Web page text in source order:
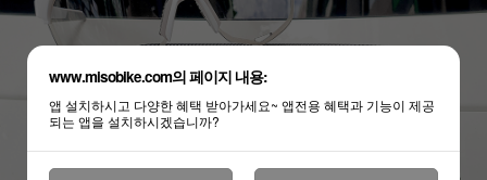
www.misobike.com의 페이지 내용:
앱 설치하시고 다양한 혜택 받아가세요~ 앱전용 혜택과 기능이 제공
되는 앱을 설치하시겠습니까?